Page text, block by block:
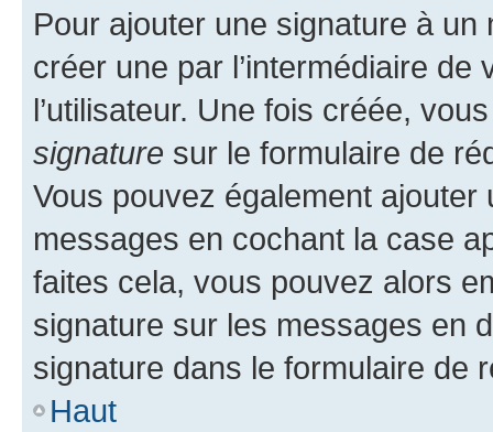
Pour ajouter une signature à un
créer une par l’intermédiaire
l’utilisateur. Une fois créée,
signature sur le formulaire de
Vous pouvez également
messages en cochant la case
faites cela, vous pouvez alors
signature sur les messages en
signature dans le formulaire de
Haut